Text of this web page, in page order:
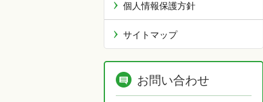
個人情報保護方針
サイトマップ
お問い合わせ